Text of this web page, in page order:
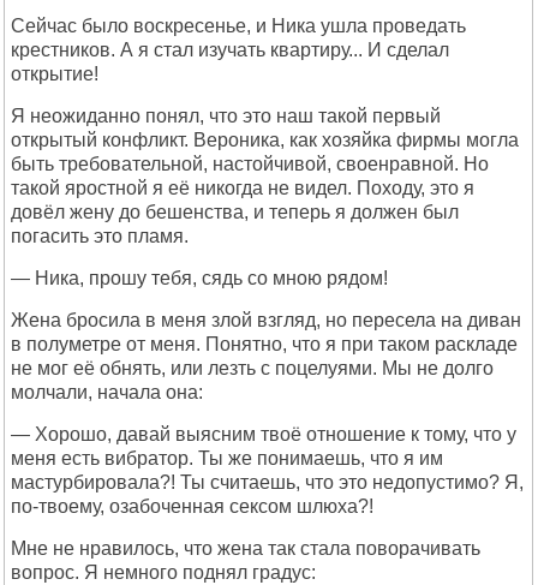
Сейчас было воскресенье, и Ника ушла проведать
крестников. А я стал изучать квартиру... И сделал
открытие!
Я неожиданно понял, что это наш такой первый
открытый конфликт. Вероника, как хозяйка фирмы могла
быть требовательной, настойчивой, своенравной. Но
такой яростной я её никогда не видел. Походу, это я
довёл жену до бешенства, и теперь я должен был
погасить это пламя.
— Ника, прошу тебя, сядь со мною рядом!
Жена бросила в меня злой взгляд, но пересела на диван
в полуметре от меня. Понятно, что я при таком раскладе
не мог её обнять, или лезть с поцелуями. Мы не долго
молчали, начала она:
— Хорошо, давай выясним твоё отношение к тому, что у
меня есть вибратор. Ты же понимаешь, что я им
мастурбировала?! Ты считаешь, что это недопустимо? Я,
по-твоему, озабоченная сексом шлюха?!
Мне не нравилось, что жена так стала поворачивать
вопрос. Я немного поднял градус: